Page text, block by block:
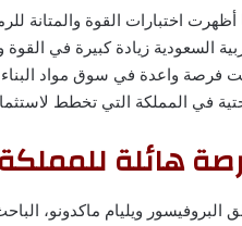
أظهرت اختبارات القوة والمتانة
السعودية زيادة كبيرة في
في المملكة التي تخطط لاستثمارات تزيد عن
هائلة للمملكة